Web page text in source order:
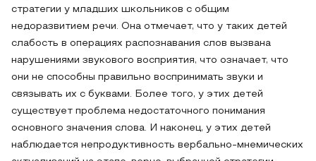
стратегии у младших школьников с общим
недоразвитием речи. Она отмечает, что у таких детей
слабость в операциях распознавания слов вызвана
нарушениями звукового восприятия, что означает, что
они не способны правильно воспринимать звуки и
связывать их с буквами. Более того, у этих детей
существует проблема недостаточного понимания
основного значения слова. И наконец, у этих детей
наблюдается непродуктивность вербально-мнемических